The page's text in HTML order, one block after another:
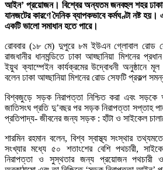
আইন’ প্রয়োজন। বিশ্বের অন্যতম জনবহুল শহর ঢাকায়
যানজটের কারণে দৈনিক ব্যাপকভাবে কর্মঘণ্টা নষ্ট
একটি ভালো সমাধান হতে পারে।
রোববার (১৮ মে) দুপুরে ৮ম ইউএন গ্লোবাল রোড
রাজধানীর ধানমন্ডিতে ঢাকা আহ্ছানিয়া মিশনের
ইয়ুথ ক্যাম্পেইন কার্যক্রমের উদ্বোধনী অনুষ্ঠানে
বলেন ঢাকা আহ্ছানিয়া মিশনের রোড সেফটি প্রকল্প
বিশ্বজুড়ে সড়ক নিরাপত্তা নিশ্চিত করা এবং
জাতিসংঘ প্রতি দু’বছর পর সড়ক নিরাপত্তা সপ্তাহ
প্রতিপাদ্য- জীবনের জন্য সড়ক : হাঁটা ও সাইকেল
শারমিন রহমান বলেন, বিশ্ব স্বাস্থ্য সংস্থার
সংখ্যার মধ্যে ৫০ শতাংশের বেশি পথচারী,
নিরাপত্তা ও সুস্থতার জন্য প্রয়োজন পথচারী